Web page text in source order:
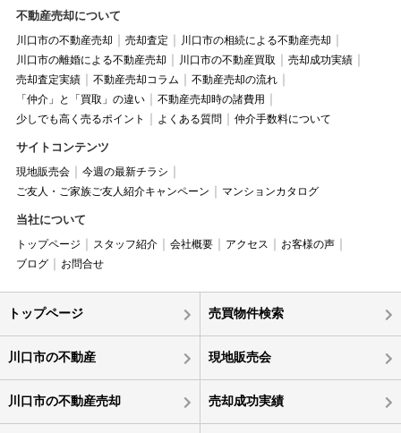
不動産売却について
川口市の不動産売却 売却査定
川口市の相続による不動産売却
川口市の離婚による不動産売却
川口市の不動産買取
売却成功実績
売却査定実績
不動産売却コラム
不動産売却の流れ
「仲介」と「買取」の違い
不動産売却時の諸費用
少しでも高く売るポイント
よくある質問 仲介手数料について
サイトコンテンツ
現地販売会
今週の最新チラシ
ご友人・ご家族ご友人紹介キャンペーン
マンションカタログ
当社について
トップページ スタッフ紹介 会社概要 アクセス
お客様の声
ブログ
お問合せ
トップページ 売買物件検索
川口市の不動産 現地販売会
川口市の不動産売却 売却成功実績